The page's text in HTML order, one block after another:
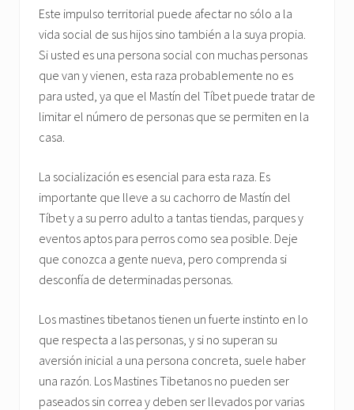
Este impulso territorial puede afectar no sólo a la
vida social de sus hijos sino también a la suya propia.
Si usted es una persona social con muchas personas
que van y vienen, esta raza probablemente no es
para usted, ya que el Mastín del Tíbet puede tratar de
limitar el número de personas que se permiten en la
casa.
La socialización es esencial para esta raza. Es
importante que lleve a su cachorro de Mastín del
Tíbet y a su perro adulto a tantas tiendas, parques y
eventos aptos para perros como sea posible. Deje
que conozca a gente nueva, pero comprenda si
desconfía de determinadas personas.
Los mastines tibetanos tienen un fuerte instinto en lo
que respecta a las personas, y si no superan su
aversión inicial a una persona concreta, suele haber
una razón. Los Mastines Tibetanos no pueden ser
paseados sin correa y deben ser llevados por varias